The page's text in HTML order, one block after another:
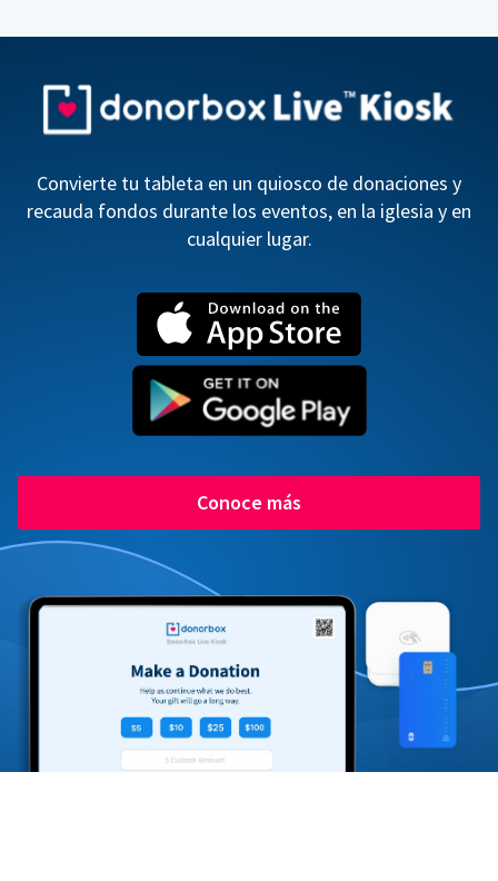
Convierte tu tableta en un quiosco de donaciones y
recauda fondos durante los eventos, en la iglesia y en
cualquier lugar.
Conoce más